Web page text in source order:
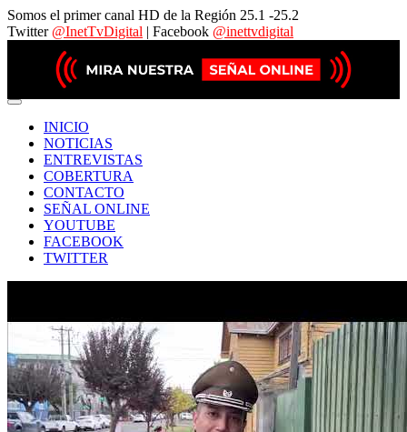
Somos el primer canal HD de la Región 25.1 -25.2
Twitter @InetTvDigital | Facebook @inettvdigital
INICIO
NOTICIAS
ENTREVISTAS
COBERTURA
CONTACTO
SEÑAL ONLINE
YOUTUBE
FACEBOOK
TWITTER